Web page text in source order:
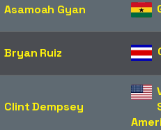
Asamoah Gyan
Bryan Ruiz
Clint Dempsey